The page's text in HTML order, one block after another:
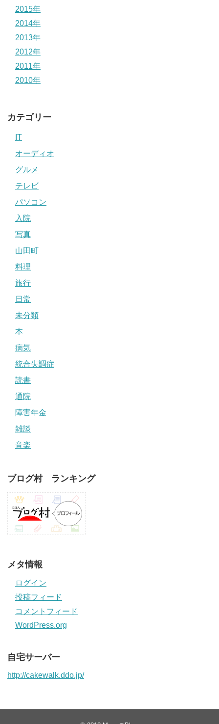
2015年
2014年
2013年
2012年
2011年
2010年
カテゴリー
IT
オーディオ
グルメ
テレビ
パソコン
入院
写真
山田町
料理
旅行
日常
未分類
本
病気
統合失調症
読書
通院
障害年金
雑談
音楽
ブログ村 ランキング
メタ情報
ログイン
投稿フィード
コメントフィード
WordPress.org
自宅サーバー
http://cakewalk.ddo.jp/